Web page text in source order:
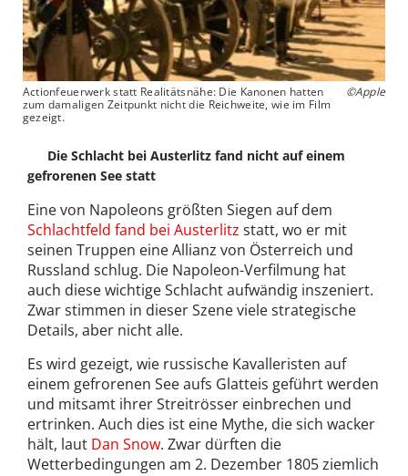
Actionfeuerwerk statt Realitätsnähe: Die Kanonen hatten
zum damaligen Zeitpunkt nicht die Reichweite, wie im Film
gezeigt.
©Apple
Die Schlacht bei Austerlitz fand nicht auf einem
gefrorenen See statt
Eine von Napoleons größten Siegen auf dem
Schlachtfeld fand bei Austerlitz statt, wo er mit
seinen Truppen eine Allianz von Österreich und
Russland schlug. Die Napoleon-Verfilmung hat
auch diese wichtige Schlacht aufwändig inszeniert.
Zwar stimmen in dieser Szene viele strategische
Details, aber nicht alle.
Es wird gezeigt, wie russische Kavalleristen auf
einem gefrorenen See aufs Glatteis geführt werden
und mitsamt ihrer Streitrösser einbrechen und
ertrinken. Auch dies ist eine Mythe, die sich wacker
hält, laut Dan Snow. Zwar dürften die
Wetterbedingungen am 2. Dezember 1805 ziemlich